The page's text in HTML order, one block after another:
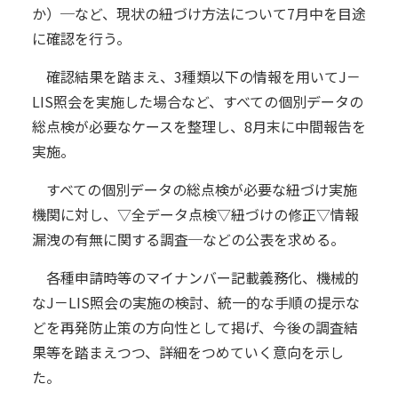
か）─など、現状の紐づけ方法について7月中を目途
に確認を行う。
確認結果を踏まえ、3種類以下の情報を用いてJ－
LIS照会を実施した場合など、すべての個別データの
総点検が必要なケースを整理し、8月末に中間報告を
実施。
すべての個別データの総点検が必要な紐づけ実施
機関に対し、▽全データ点検▽紐づけの修正▽情報
漏洩の有無に関する調査─などの公表を求める。
各種申請時等のマイナンバー記載義務化、機械的
なJ－LIS照会の実施の検討、統一的な手順の提示な
どを再発防止策の方向性として掲げ、今後の調査結
果等を踏まえつつ、詳細をつめていく意向を示し
た。